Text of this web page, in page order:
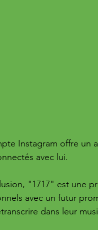
Instagram offre un
avec lui.
"1717" est une
avec un futur
dans leur